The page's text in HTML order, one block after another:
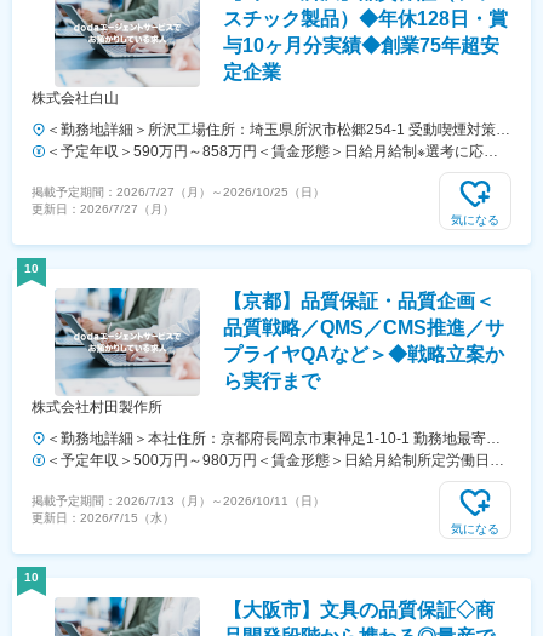
スチック製品）◆年休128日・賞
与10ヶ月分実績◆創業75年超安
定企業
株式会社白山
＜勤務地詳細＞所沢工場住所：埼玉県所沢市松郷254-1 受動喫煙対策：
屋内全面禁煙変更の範囲：会社の定める事業所
＜予定年収＞590万円～858万円＜賃金形態＞日給月給制※選考に応じ
て決定されます＜賃金内訳＞月額（基本給）：270,000円～390,000円/
月20日間勤務想定＜想定月額＞270,000円～390,000円＜昇給有無＞有
＜残業手当＞有＜給与補足＞■給与改定：年1回（7月）※ベースアップ
金はあくまでも目安の金額であり、選考を通じて上下する可能性があり
ます。月給(月額)は固定手当を含めた表記です。
掲載予定期間： 2026/7/27（月） ～2026/10/25（日）
更新日： 2026/7/27（月）
気になる
10
【京都】品質保証・品質企画＜
品質戦略／QMS／CMS推進／サ
プライヤQAなど＞◆戦略立案か
ら実行まで
株式会社村田製作所
＜勤務地詳細＞本社住所：京都府長岡京市東神足1-10-1 勤務地最寄
駅：JR京都線／長岡京駅受動喫煙対策：屋内全面禁煙変更の範囲：会
＜予定年収＞500万円～980万円＜賃金形態＞日給月給制所定労働日数
20日※月によって所定労働日数が異なります。年間所定就業日数は242
日です。＜賃金内訳＞月額（基本給）：295,000円～519,800円/月20日
間勤務想定＜想定月額＞295,000円～519,800円＜昇給有無＞有＜残業
各種手当年収約620万円（25歳／月給32万円＋残業代＋賞与）別途各
掲載予定期間： 2026/7/13（月） ～2026/10/11（日）
更新日： 2026/7/15（水）
気になる
10
【大阪市】文具の品質保証◇商